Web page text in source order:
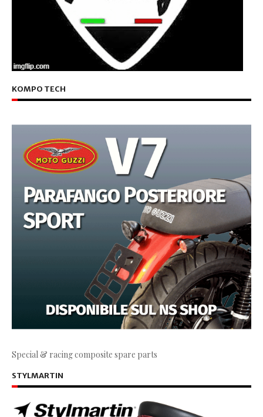
KOMPO TECH
Special & racing composite spare parts
STYLMARTIN